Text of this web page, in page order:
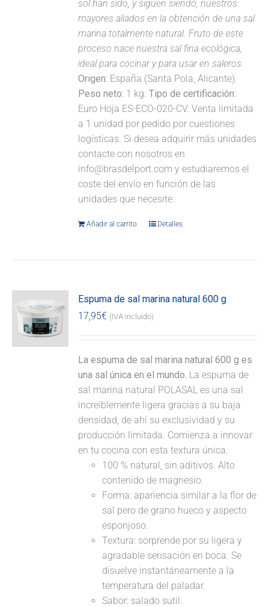
sol han sido, y siguen siendo, nuestros
mayores aliados en la obtención de una sal
marina totalmente natural. Fruto de este
proceso nace nuestra sal fina ecológica,
ideal para cocinar y para usar en saleros.
Origen: España (Santa Pola, Alicante).
Peso neto: 1 kg.Tipo de certificación:
Euro Hoja ES-ECO-020-CV. Venta limitada
a 1 unidad por pedido por cuestiones
logísticas. Si desea adquirir más unidades
contacte con nosotros en
info@brasdelport.com y estudiaremos el
coste del envío en función de las
unidades que necesite.
Añadir al carrito Detalles
Espuma de sal marina natural 600 g
17,95€ (IVA incluido)
La espuma de sal marina natural 600 g es
una sal única en el mundo. La espuma de
sal marina natural POLASAL es una sal
increíblemente ligera gracias a su baja
densidad, de ahí su exclusividad y su
producción limitada. Comienza a innovar
en tu cocina con esta textura única.
100 % natural, sin aditivos. Alto
contenido de magnesio.
Forma: apariencia similar a la flor de
sal pero de grano hueco y aspecto
esponjoso.
Textura: sorprende por su ligera y
agradable sensación en boca. Se
disuelve instantáneamente a la
temperatura del paladar.
Sabor: salado sutil.